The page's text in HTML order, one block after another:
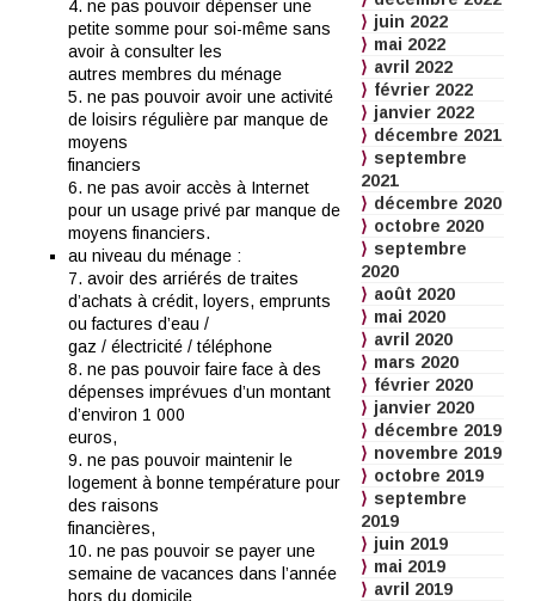
4. ne pas pouvoir dépenser une
petite somme pour soi-même sans
avoir à consulter les
autres membres du ménage
5. ne pas pouvoir avoir une activité
de loisirs régulière par manque de
moyens
financiers
6. ne pas avoir accès à Internet
pour un usage privé par manque de
moyens financiers.
au niveau du ménage :
7. avoir des arriérés de traites
d’achats à crédit, loyers, emprunts
ou factures d’eau /
gaz / électricité / téléphone
8. ne pas pouvoir faire face à des
dépenses imprévues d’un montant
d’environ 1 000
euros,
9. ne pas pouvoir maintenir le
logement à bonne température pour
des raisons
financières,
10. ne pas pouvoir se payer une
semaine de vacances dans l’année
hors du domicile
juin 2022
mai 2022
avril 2022
février 2022
janvier 2022
décembre 2021
septembre
2021
décembre 2020
octobre 2020
septembre
2020
août 2020
mai 2020
avril 2020
mars 2020
février 2020
janvier 2020
décembre 2019
novembre 2019
octobre 2019
septembre
2019
juin 2019
mai 2019
avril 2019